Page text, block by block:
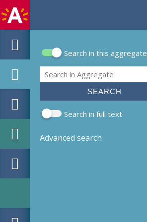
Search form
Search in this aggregate
Search
Search in full text
Advanced search